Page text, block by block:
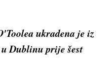
ukradena je iz
Dublinu prije šest